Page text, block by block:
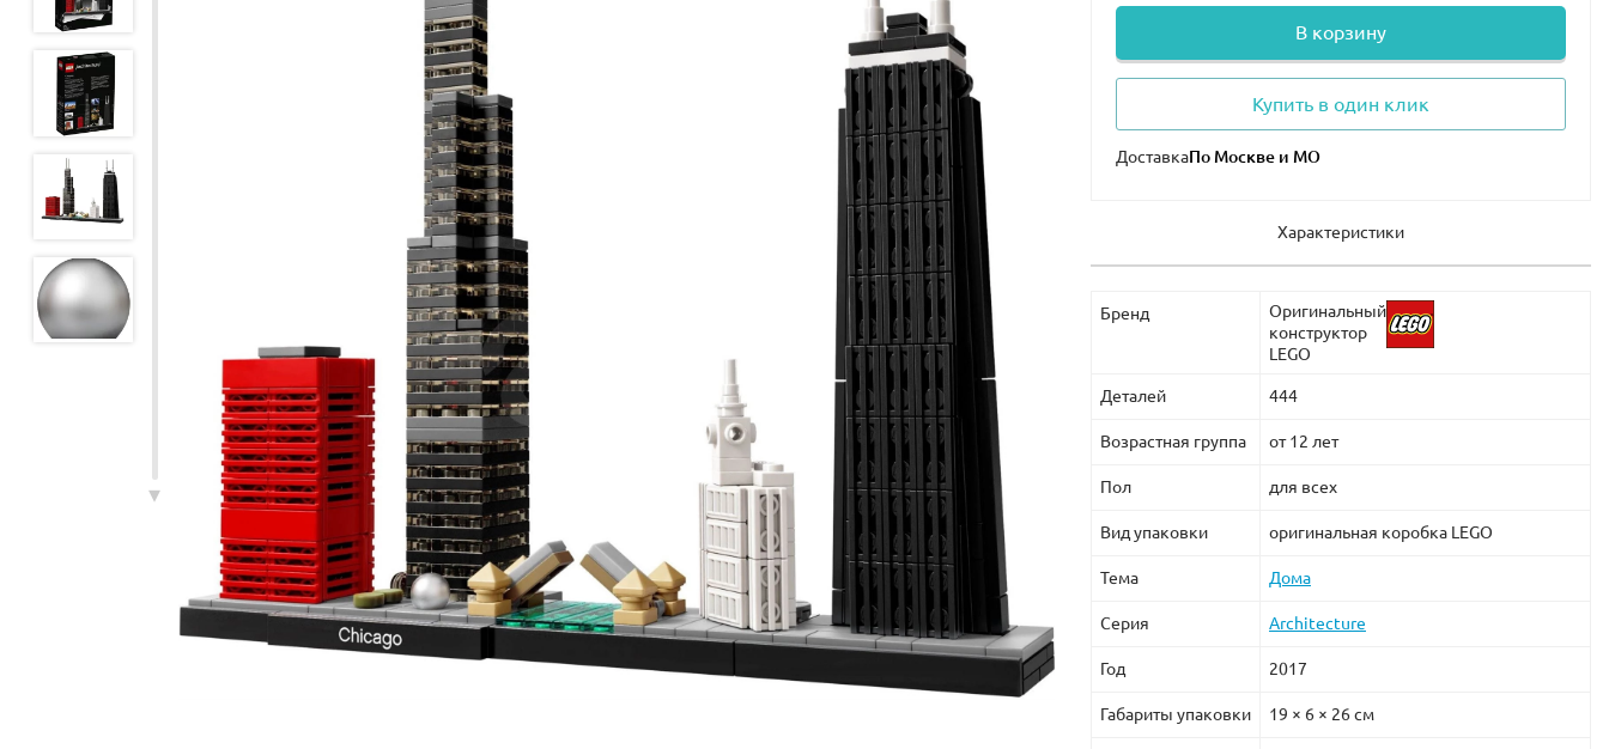
В корзину
Купить в один клик
Доставка
Характеристики
Бренд
Оригинальный
конструктор
LEGO
Деталей 444
Возрастная группа от 12 лет
Пол для всех
Вид упаковки оригинальная коробка LEGO
Тема Дома
Серия Architecture
Год 2017
Габариты упаковки 19 × 6 × 26 см